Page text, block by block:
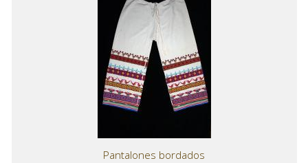
Pantalones bordados